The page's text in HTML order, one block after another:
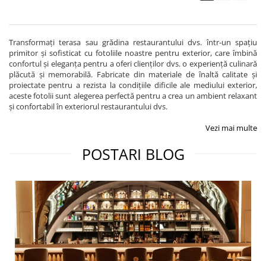
Transformați terasa sau grădina restaurantului dvs. într-un spațiu
primitor și sofisticat cu fotoliile noastre pentru exterior, care îmbină
confortul și eleganța pentru a oferi clienților dvs. o experiență culinară
plăcută și memorabilă. Fabricate din materiale de înaltă calitate și
proiectate pentru a rezista la condițiile dificile ale mediului exterior,
aceste fotolii sunt alegerea perfectă pentru a crea un ambient relaxant
și confortabil în exteriorul restaurantului dvs.
Vezi mai multe
POSTARI BLOG